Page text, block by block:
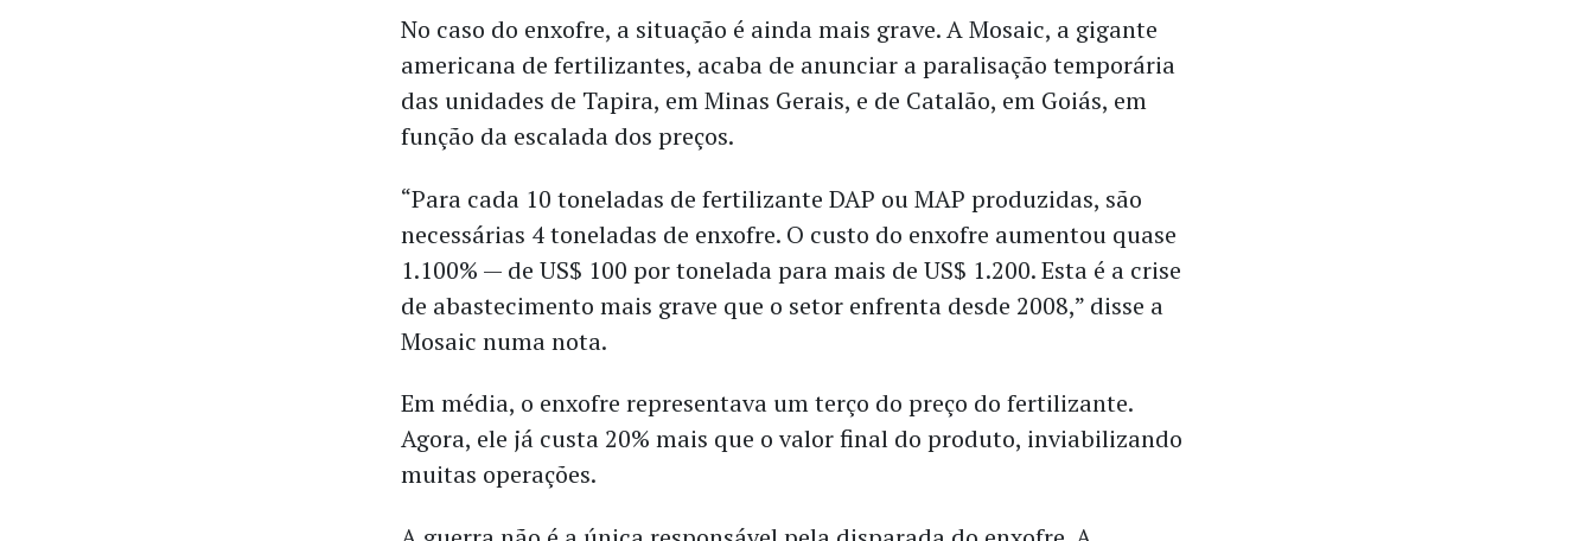
No caso do enxofre, a situação é ainda mais grave. A Mosaic, a gigante
americana de fertilizantes, acaba de anunciar a paralisação temporária
das unidades de Tapira, em Minas Gerais, e de Catalão, em Goiás, em
função da escalada dos preços.
“Para cada 10 toneladas de fertilizante DAP ou MAP produzidas, são
necessárias 4 toneladas de enxofre. O custo do enxofre aumentou quase
1.100% — de US$ 100 por tonelada para mais de US$ 1.200. Esta é a crise
de abastecimento mais grave que o setor enfrenta desde 2008,” disse a
Mosaic numa nota.
Em média, o enxofre representava um terço do preço do fertilizante.
Agora, ele já custa 20% mais que o valor final do produto, inviabilizando
muitas operações.